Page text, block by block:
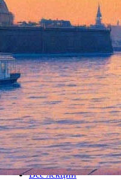
Встреча с
Мякишевым
08 апреля 2013,
Версия для печати
Все лекции